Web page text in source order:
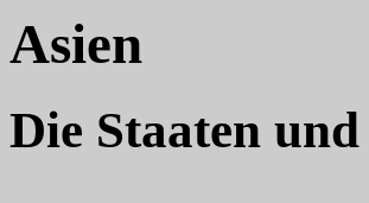
Asien
Die Staaten